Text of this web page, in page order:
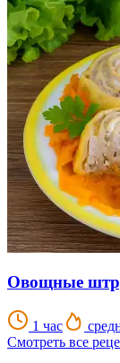
Овощные
1 час
Смотреть все